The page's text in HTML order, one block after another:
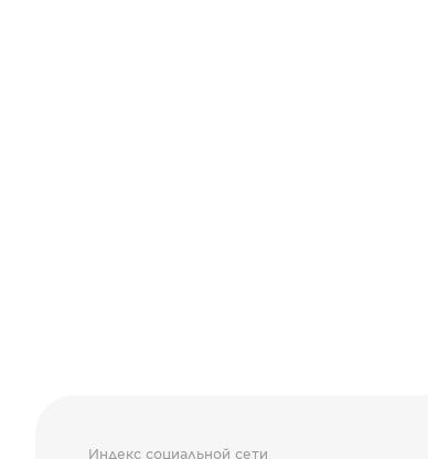
Индекс социальной сети